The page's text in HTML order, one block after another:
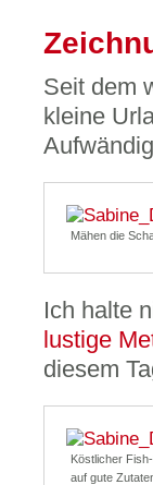
Seit dem
kleine
Mähen die
Ich halte
lustige
diesem
Köstlicher
auf gute